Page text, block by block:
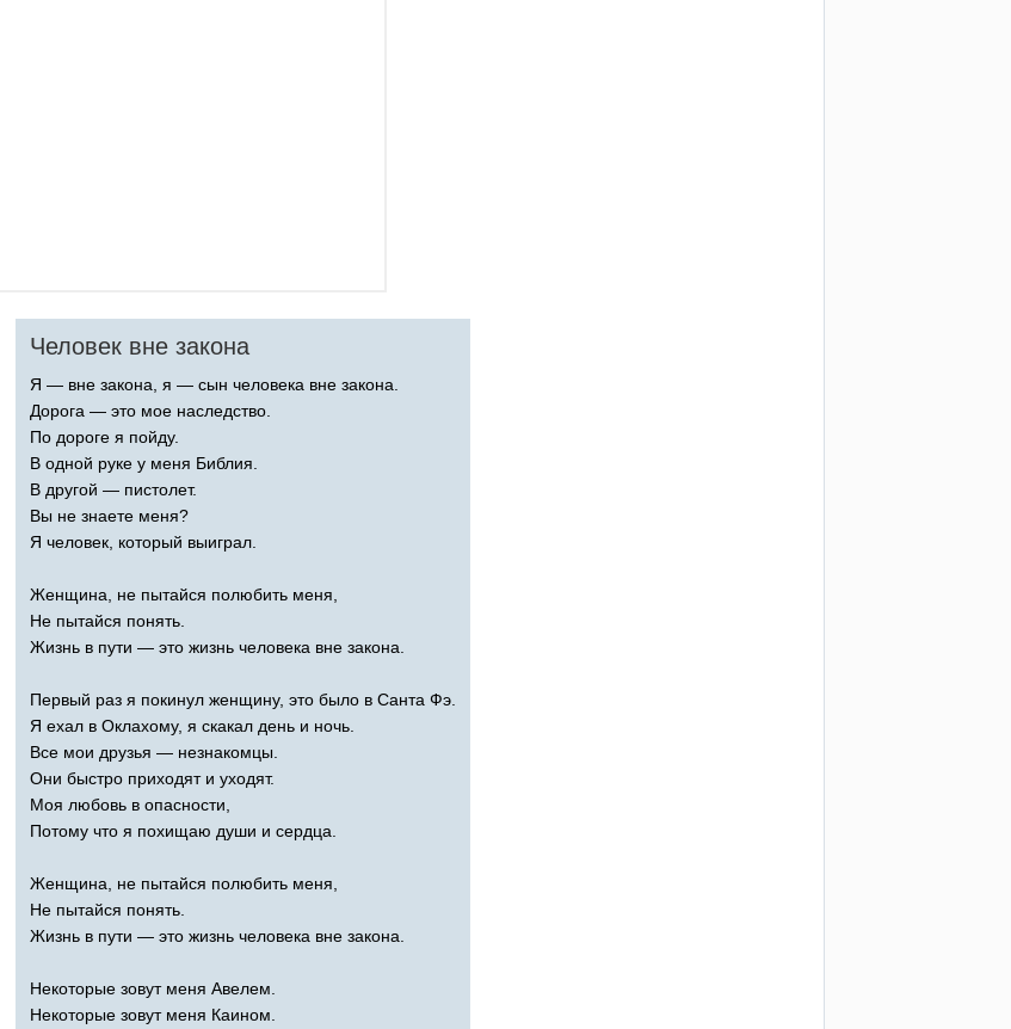
Человек вне закона
Я — вне закона, я — сын человека вне закона.
Дорога — это мое наследство.
По дороге я пойду.
В одной руке у меня Библия.
В другой — пистолет.
Вы не знаете меня?
Я человек, который выиграл.
Женщина, не пытайся полюбить меня,
Не пытайся понять.
Жизнь в пути — это жизнь человека вне закона.
Первый раз я покинул женщину, это было в Санта Фэ.
Я ехал в Оклахому, я скакал день и ночь.
Все мои друзья — незнакомцы.
Они быстро приходят и уходят.
Моя любовь в опасности,
Потому что я похищаю души и сердца.
Женщина, не пытайся полюбить меня,
Не пытайся понять.
Жизнь в пути — это жизнь человека вне закона.
Некоторые зовут меня Авелем.
Некоторые зовут меня Каином.